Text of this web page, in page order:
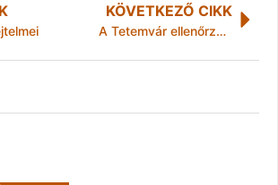
KÖVETKEZŐ CIKK
A Tetemvár ellenőrzésénél 10 feljelentés született